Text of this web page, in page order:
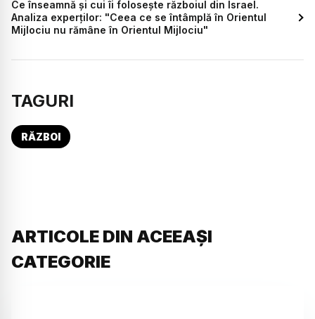
Ce înseamnă și cui îi folosește războiul din Israel.
Analiza experților: "Ceea ce se întâmplă în Orientul
Mijlociu nu rămâne în Orientul Mijlociu"
TAGURI
RĂZBOI
ARTICOLE DIN ACEEAȘI
CATEGORIE